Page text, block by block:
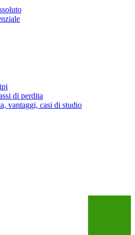
di perdita
vantaggi, casi di studio